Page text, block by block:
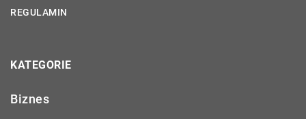
REGULAMIN
KATEGORIE
Biznes